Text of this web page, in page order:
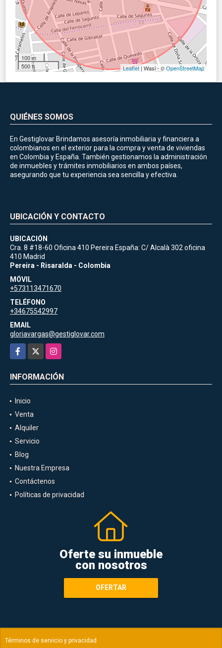
100 m
500 ft
Leaflet| Wasi - ©OpenStreetMap
QUIÉNES SOMOS
En Gestiglovar Brindamos asesoría inmobiliaria y financiera a
colombianos en el exterior para la compra y venta de viviendas
en Colombia y España. También gestionamos la administración
de inmuebles y trámites inmobiliarios en ambos países,
asegurando que tu experiencia sea sencilla y efectiva.
UBICACIÓN Y CONTACTO
UBICACIÓN
Cra. 8 #18-60 Oficina 410 Pereira España: C/ Alcalà 302 oficina
410 Madrid
Pereira - Risaralda - Colombia
MÓVIL
+573113471670
TELÉFONO
+34675542997
EMAIL
gloriavargas@gestiglovar.com
Facebook
Instagram
INFORMACIÓN
Inicio
Venta
Alquiler
Servicio
Blog
Nuestra Empresa
Contáctenos
Políticas de privacidad
Oferte su inmueble
con nosotros
OFERTAR
Términos de servicio y privacidad